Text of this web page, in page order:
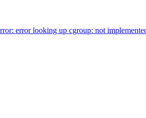
error looking up cgroup: not